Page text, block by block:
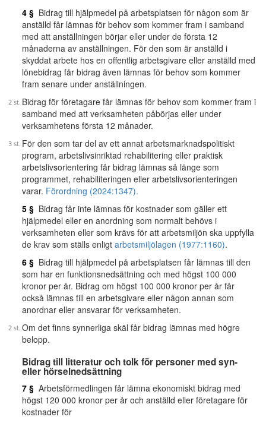
4 § Bidrag till hjälpmedel på arbetsplatsen för någon som är
anställd får lämnas för behov som kommer fram i samband
med att anställningen börjar eller under de första 12
månaderna av anställningen. För den som är anställd i
skyddat arbete hos en offentlig arbetsgivare eller anställd med
lönebidrag får bidrag även lämnas för behov som kommer
fram senare under anställningen.
Bidrag för företagare får lämnas för behov som kommer fram i
samband med att verksamheten påbörjas eller under
verksamhetens första 12 månader.
För den som tar del av ett annat arbetsmarknadspolitiskt
program, arbetslivsinriktad rehabilitering eller praktisk
arbetslivsorientering får bidrag lämnas så länge som
programmet, rehabiliteringen eller arbetslivsorienteringen
varar. Förordning (2024:1347).
5 § Bidrag får inte lämnas för kostnader som gäller ett
hjälpmedel eller en anordning som normalt behövs i
verksamheten eller som krävs för att arbetsmiljön ska uppfylla
de krav som ställs enligt arbetsmiljölagen (1977:1160).
6 § Bidrag till hjälpmedel på arbetsplatsen får lämnas till den
som har en funktionsnedsättning och med högst 100 000
kronor per år. Bidrag om högst 100 000 kronor per år får
också lämnas till en arbetsgivare eller någon annan som
anordnar eller ansvarar för verksamheten.
Om det finns synnerliga skäl får bidrag lämnas med högre
belopp.
Bidrag till litteratur och tolk för personer med syn-
eller hörselnedsättning
7 § Arbetsförmedlingen får lämna ekonomiskt bidrag med
högst 120 000 kronor per år och anställd eller företagare för
kostnader för